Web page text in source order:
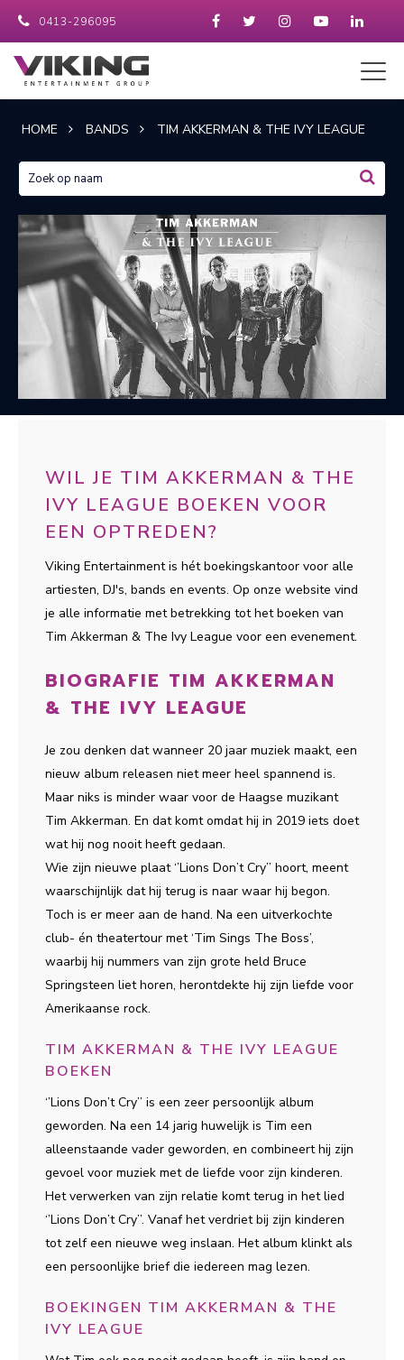
0413-296095
HOME BANDS TIM AKKERMAN & THE IVY LEAGUE
WIL JE TIM AKKERMAN & THE
IVY LEAGUE BOEKEN VOOR
EEN OPTREDEN?
Viking Entertainment is hét boekingskantoor voor alle
artiesten, DJ's, bands en events. Op onze website vind
je alle informatie met betrekking tot het boeken van
Tim Akkerman & The Ivy League voor een evenement.
BIOGRAFIE TIM AKKERMAN
& THE IVY LEAGUE
Je zou denken dat wanneer 20 jaar muziek maakt, een
nieuw album releasen niet meer heel spannend is.
Maar niks is minder waar voor de Haagse muzikant
Tim Akkerman. En dat komt omdat hij in 2019 iets doet
wat hij nog nooit heeft gedaan.
Wie zijn nieuwe plaat ‘’Lions Don’t Cry’’ hoort, meent
waarschijnlijk dat hij terug is naar waar hij begon.
Toch is er meer aan de hand. Na een uitverkochte
club- én theatertour met ‘Tim Sings The Boss’,
waarbij hij nummers van zijn grote held Bruce
Springsteen liet horen, herontdekte hij zijn liefde voor
Amerikaanse rock.
TIM AKKERMAN & THE IVY LEAGUE
BOEKEN
‘’Lions Don’t Cry’’ is een zeer persoonlijk album
geworden. Na een 14 jarig huwelijk is Tim een
alleenstaande vader geworden, en combineert hij zijn
gevoel voor muziek met de liefde voor zijn kinderen.
Het verwerken van zijn relatie komt terug in het lied
‘’Lions Don’t Cry’’. Vanaf het verdriet bij zijn kinderen
tot zelf een nieuwe weg inslaan. Het album klinkt als
een persoonlijke brief die iedereen mag lezen.
BOEKINGEN TIM AKKERMAN & THE
IVY LEAGUE